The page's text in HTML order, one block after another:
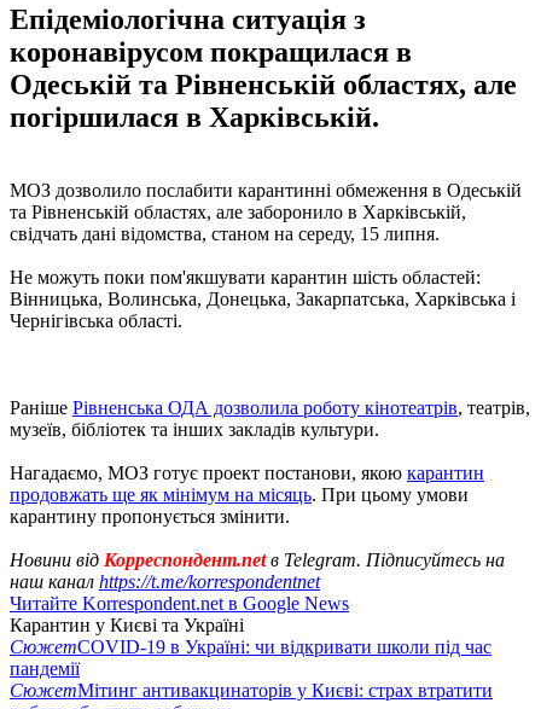
Епідеміологічна ситуація з
коронавірусом покращилася в
Одеській та Рівненській областях, але
погіршилася в Харківській.
МОЗ дозволило послабити карантинні обмеження в Одеській
та Рівненській областях, але заборонило в Харківській,
свідчать дані відомства, станом на середу, 15 липня.
Не можуть поки пом'якшувати карантин шість областей:
Вінницька, Волинська, Донецька, Закарпатська, Харківська і
Чернігівська області.
Раніше Рівненська ОДА дозволила роботу кінотеатрів, театрів,
музеїв, бібліотек та інших закладів культури.
Нагадаємо, МОЗ готує проект постанови, якою карантин
продовжать ще як мінімум на місяць. При цьому умови
карантину пропонується змінити.
Новини від Корреспондент.netв Telegram. Підписуйтесь на
наш канал https://t.me/korrespondentnet
Читайте Korrespondent.net в Google News
Карантин у Києві та Україні
СюжетCOVID-19 в Україні: чи відкривати школи під час
пандемії
СюжетМітинг антивакцинаторів у Києві: страх втратити